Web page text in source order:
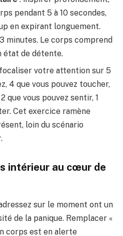
pendant 5 à 10 secondes,
en expirant longuement.
minutes. Le corps comprend
état de détente.
votre attention sur 5
4 que vous pouvez toucher,
que vous pouvez sentir, 1
Cet exercice ramène
loin du scénario
intérieur au cœur de
sur le moment ont un
de la panique. Remplacer «
corps est en alerte